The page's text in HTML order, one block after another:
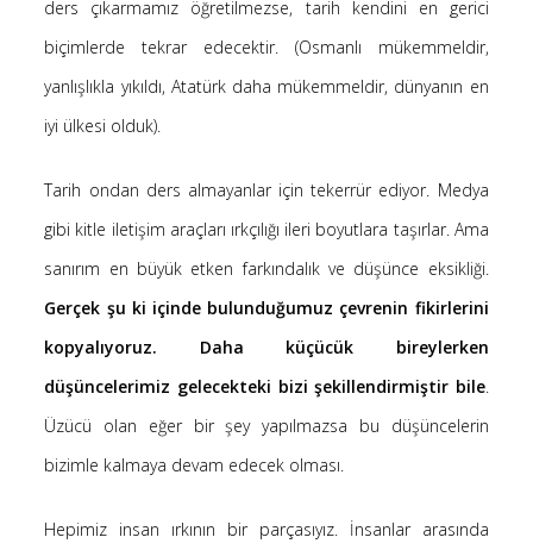
ders çıkarmamız öğretilmezse, tarih kendini en gerici
biçimlerde tekrar edecektir. (Osmanlı mükemmeldir,
yanlışlıkla yıkıldı, Atatürk daha mükemmeldir, dünyanın en
iyi ülkesi olduk).
Tarih ondan ders almayanlar için tekerrür ediyor. Medya
gibi kitle iletişim araçları ırkçılığı ileri boyutlara taşırlar. Ama
sanırım en büyük etken farkındalık ve düşünce eksikliği.
Gerçek şu ki içinde bulunduğumuz çevrenin fikirlerini
kopyalıyoruz. Daha küçücük bireylerken
düşüncelerimiz gelecekteki bizi şekillendirmiştir bile.
Üzücü olan eğer bir şey yapılmazsa bu düşüncelerin
bizimle kalmaya devam edecek olması.
Hepimiz insan ırkının bir parçasıyız. İnsanlar arasında